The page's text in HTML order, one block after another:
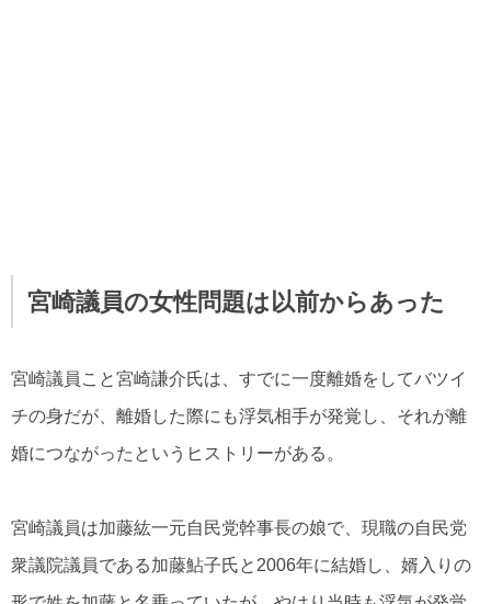
宮崎議員の女性問題は以前からあった
宮崎議員こと宮崎謙介氏は、すでに一度離婚をしてバツイ
チの身だが、離婚した際にも浮気相手が発覚し、それが離
婚につながったというヒストリーがある。
宮崎議員は加藤紘一元自民党幹事長の娘で、現職の自民党
衆議院議員である加藤鮎子氏と2006年に結婚し、婿入りの